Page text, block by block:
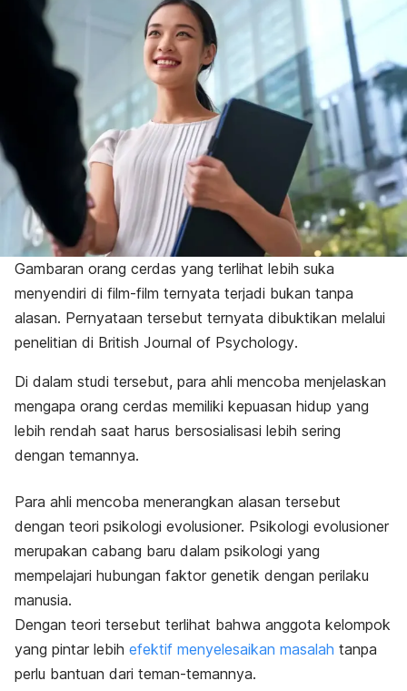
Gambaran orang cerdas yang terlihat lebih suka
menyendiri di film-film ternyata terjadi bukan tanpa
alasan. Pernyataan tersebut ternyata dibuktikan melalui
penelitian di British Journal of Psychology.
Di dalam studi tersebut, para ahli mencoba menjelaskan
mengapa orang cerdas memiliki kepuasan hidup yang
lebih rendah saat harus bersosialisasi lebih sering
dengan temannya.
Para ahli mencoba menerangkan alasan tersebut
dengan teori psikologi evolusioner. Psikologi evolusioner
merupakan cabang baru dalam psikologi yang
mempelajari hubungan faktor genetik dengan perilaku
manusia.
Dengan teori tersebut terlihat bahwa anggota kelompok
yang pintar lebih efektif menyelesaikan masalah tanpa
perlu bantuan dari teman-temannya.